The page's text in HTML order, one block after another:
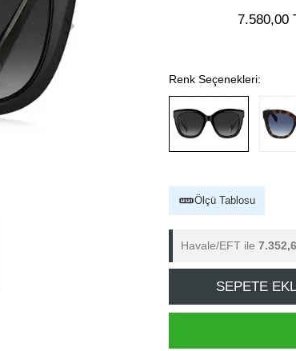
7.580,00
Renk Seçenekleri:
Ölçü Tablosu
Havale/EFT ile
SEPETE